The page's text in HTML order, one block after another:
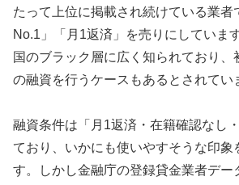
たって上位に掲載され続けている業者
No.1」「月1返済」を売りにしていま
国のブラック層に広く知られており、
の融資を行うケースもあるとされてい
融資条件は「月1返済・在籍確認なし
ており、いかにも使いやすそうな印象
す。しかし金融庁の登録貸金業者デー